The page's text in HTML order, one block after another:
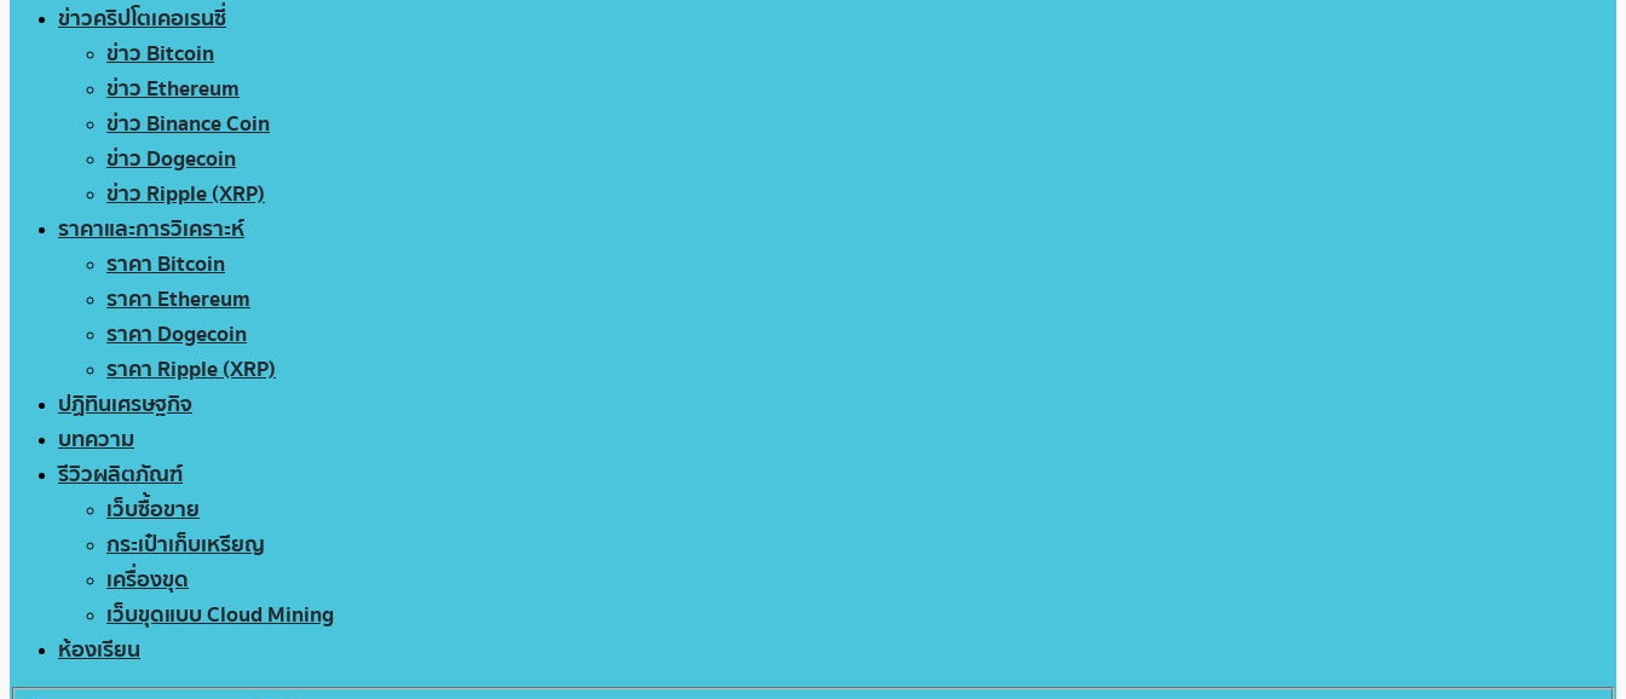
ข่าวคริปโตเคอเรนซี่
ข่าว Bitcoin
ข่าว Ethereum
ข่าว Binance Coin
ข่าว Dogecoin
ข่าว Ripple (XRP)
ราคาและการวิเคราะห์
ราคา Bitcoin
ราคา Ethereum
ราคา Dogecoin
ราคา Ripple (XRP)
ปฏิทินเศรษฐกิจ
บทความ
รีวิวผลิตภัณฑ์
เว็บซื้อขาย
กระเป๋าเก็บเหรียญ
เครื่องขุด
เว็บขุดแบบ Cloud Mining
ห้องเรียน